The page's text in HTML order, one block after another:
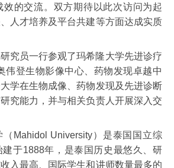
的交流。双方期待以此次访问为起
人才培养及平台共建等方面达成实质
究员一行参观了玛希隆大学先进诊疗
伟登生物影像中心、药物发现卓越中
学在生物成像、药物发现及先进诊断
究能力，并与相关负责人开展深入交
Mahidol University）是泰国国立综
于1888年，是泰国历史最悠久、研
入最高、国际学生和讲师数量最多的